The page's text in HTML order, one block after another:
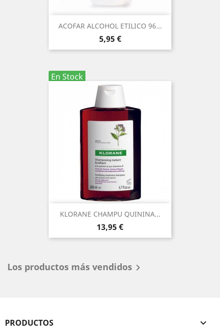
ACOFAR ALCOHOL ETILICO 96...
Precio
5,95 €
En Stock
KLORANE CHAMPU QUININA...
Precio
13,95 €
Los productos más vendidos 
PRODUCTOS 